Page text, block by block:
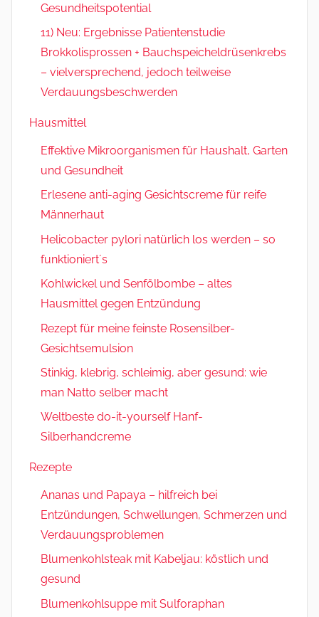
Gesundheitspotential
11) Neu: Ergebnisse Patientenstudie
Brokkolisprossen + Bauchspeicheldrüsenkrebs
– vielversprechend, jedoch teilweise
Verdauungsbeschwerden
Hausmittel
Effektive Mikroorganismen für Haushalt, Garten
und Gesundheit
Erlesene anti-aging Gesichtscreme für reife
Männerhaut
Helicobacter pylori natürlich los werden – so
funktioniert´s
Kohlwickel und Senfölbombe – altes
Hausmittel gegen Entzündung
Rezept für meine feinste Rosensilber-
Gesichtsemulsion
Stinkig, klebrig, schleimig, aber gesund: wie
man Natto selber macht
Weltbeste do-it-yourself Hanf-
Silberhandcreme
Rezepte
Ananas und Papaya – hilfreich bei
Entzündungen, Schwellungen, Schmerzen und
Verdauungsproblemen
Blumenkohlsteak mit Kabeljau: köstlich und
gesund
Blumenkohlsuppe mit Sulforaphan